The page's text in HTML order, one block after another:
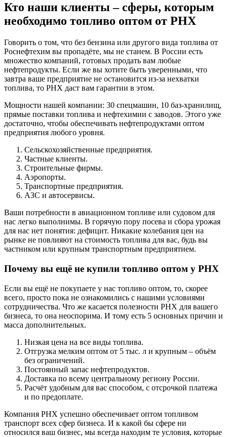
Кто наши клиенты – сферы, которым
необходимо топливо оптом от РНХ
Говорить о том, что без бензина или другого вида топлива от
Роснефтехим вы пропадёте, мы не станем. В России есть
множество компаний, готовых продать вам любые
нефтепродукты. Если же вы хотите быть уверенными, что
завтра ваше предприятие не остановится из-за нехватки
топлива, то РНХ даст вам гарантии в этом.
Мощности нашей компании: 30 спецмашин, 10 баз-хранилищ,
прямые поставки топлива и нефтехимии с заводов. Этого уже
достаточно, чтобы обеспечивать нефтепродуктами оптом
предприятия любого уровня.
Сельскохозяйственные предприятия.
Частные клиенты.
Строительные фирмы.
Аэропорты.
Транспортные предприятия.
АЗС и автосервисы.
Ваши потребности в авиационном топливе или судовом для
нас легко выполнимы. В горячую пору посева и сбора урожая
для нас нет понятия: дефицит. Никакие колебания цен на
рынке не повлияют на стоимость топлива для вас, будь вы
частником или крупным транспортным предприятием.
Почему вы ещё не купили топливо оптом у РНХ
Если вы ещё не покупаете у нас топливо оптом, то, скорее
всего, просто пока не ознакомились с нашими условиями
сотрудничества. Что же касается полезности РНХ для вашего
бизнеса, то она неоспорима. И тому есть 5 основных причин и
масса дополнительных.
Низкая цена на все виды топлива.
Отгрузка мелким оптом от 5 тыс. л и крупным – объём
без ограничений.
Постоянный запас нефтепродуктов.
Доставка по всему центральному региону России.
Расчёт удобным для вас способом, с отсрочкой платежа
и по предоплате.
Компания РНХ успешно обеспечивает оптом топливом
транспорт всех сфер бизнеса. И к какой бы сфере ни
относился ваш бизнес, мы всегда находим те условия, которые